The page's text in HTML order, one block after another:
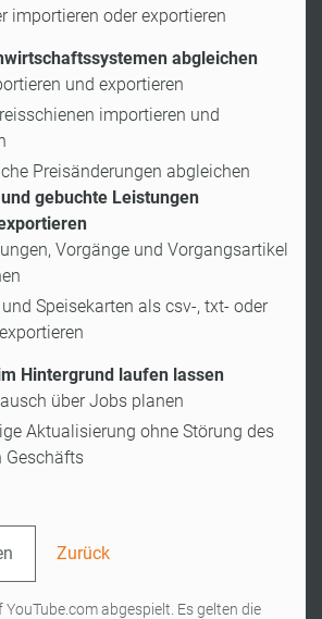
importieren oder exportieren
abgleichen
und exportieren
importieren und
Preisänderungen abgleichen
gebuchte Leistungen
Vorgänge und Vorgangsartikel
Speisekarten als csv-, txt- oder
Hintergrund laufen lassen
über Jobs planen
Aktualisierung ohne Störung des
Geschäfts
Zurück
abgespielt. Es gelten die